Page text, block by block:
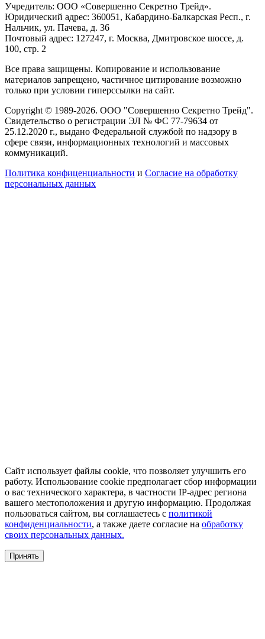
Учредитель: ООО «Совершенно Секретно Трейд».
Юридический адрес: 360051, Кабардино-Балкарская Респ., г.
Нальчик, ул. Пачева, д. 36
Почтовый адрес: 127247, г. Москва, Дмитровское шоссе, д.
100, стр. 2
Все права защищены. Копирование и использование
материалов запрещено, частичное цитирование возможно
только при условии гиперссылки на сайт.
Copyright © 1989-2026. ООО "Совершенно Секретно Трейд".
Свидетельство о регистрации ЭЛ № ФС 77-79634 от
25.12.2020 г., выдано Федеральной службой по надзору в
сфере связи, информационных технологий и массовых
коммуникаций.
Политика конфиценциальности и Согласие на обработку
персональных данных
Сайт использует файлы cookie, что позволяет улучшить его
работу. Использование cookie предполагает сбор информации
о вас технического характера, в частности IP-адрес региона
вашего местоположения и другую информацию. Продолжая
пользоваться сайтом, вы соглашаетесь с политикой
конфиденциальности, а также даете согласие на обработку
своих персональных данных.
Принять